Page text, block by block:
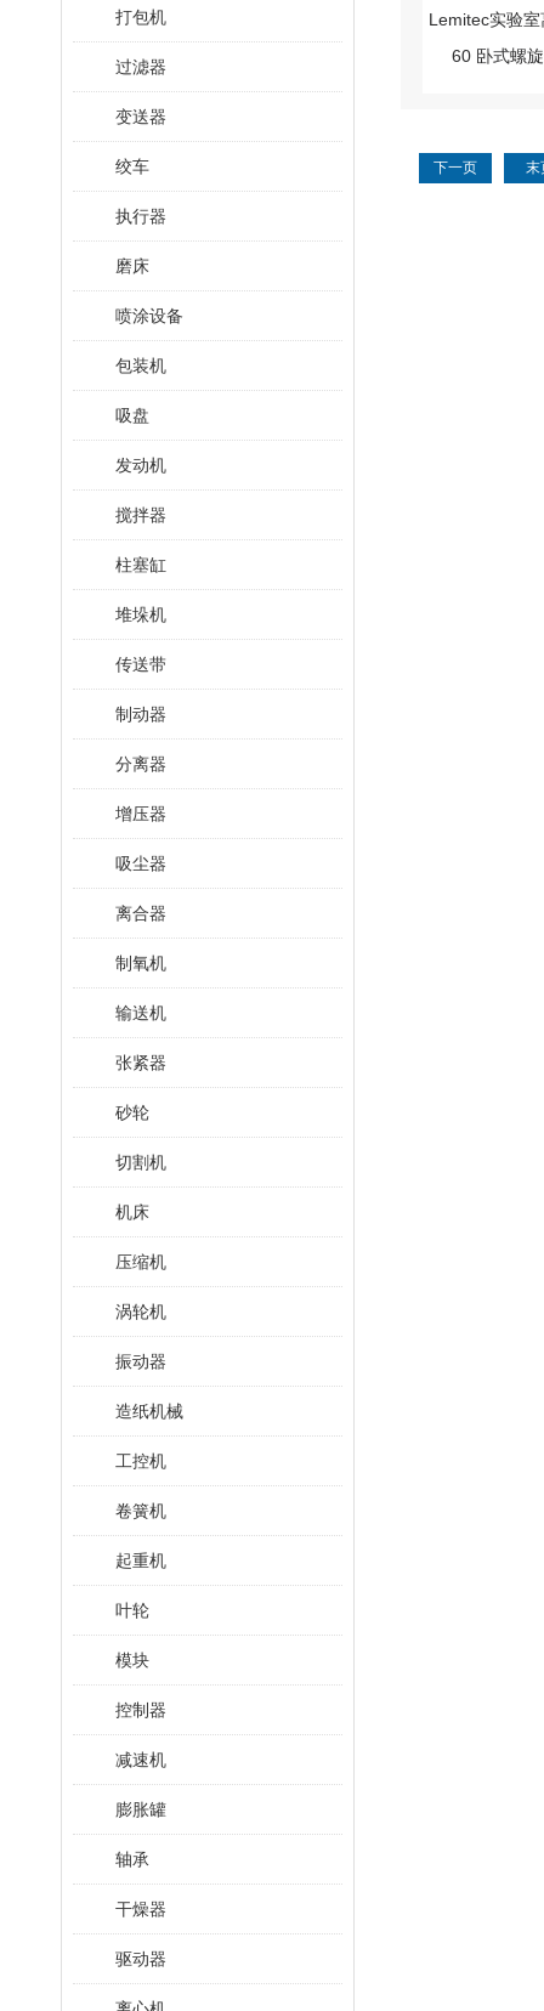
打包机
过滤器
变送器
绞车
执行器
磨床
喷涂设备
包装机
吸盘
发动机
搅拌器
柱塞缸
堆垛机
传送带
制动器
分离器
增压器
吸尘器
离合器
制氧机
输送机
张紧器
砂轮
切割机
机床
压缩机
涡轮机
振动器
造纸机械
工控机
卷簧机
起重机
叶轮
模块
控制器
减速机
膨胀罐
轴承
干燥器
驱动器
下一页 末